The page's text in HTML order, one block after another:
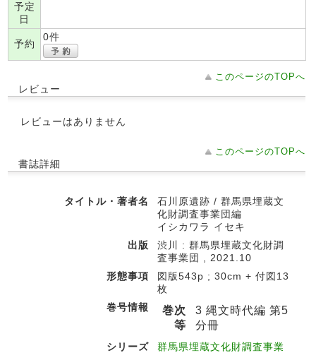
予定
日
予約
0件
このページのTOPへ
レビュー
レビューはありません
このページのTOPへ
書誌詳細
タイトル・著者名
石川原遺跡 / 群馬県埋蔵文
化財調査事業団編
イシカワラ イセキ
出版
渋川 : 群馬県埋蔵文化財調
査事業団 , 2021.10
形態事項
図版543p ; 30cm + 付図13
枚
巻号情報
巻次
等
3 縄文時代編 第5
分冊
シリーズ
群馬県埋蔵文化財調査事業